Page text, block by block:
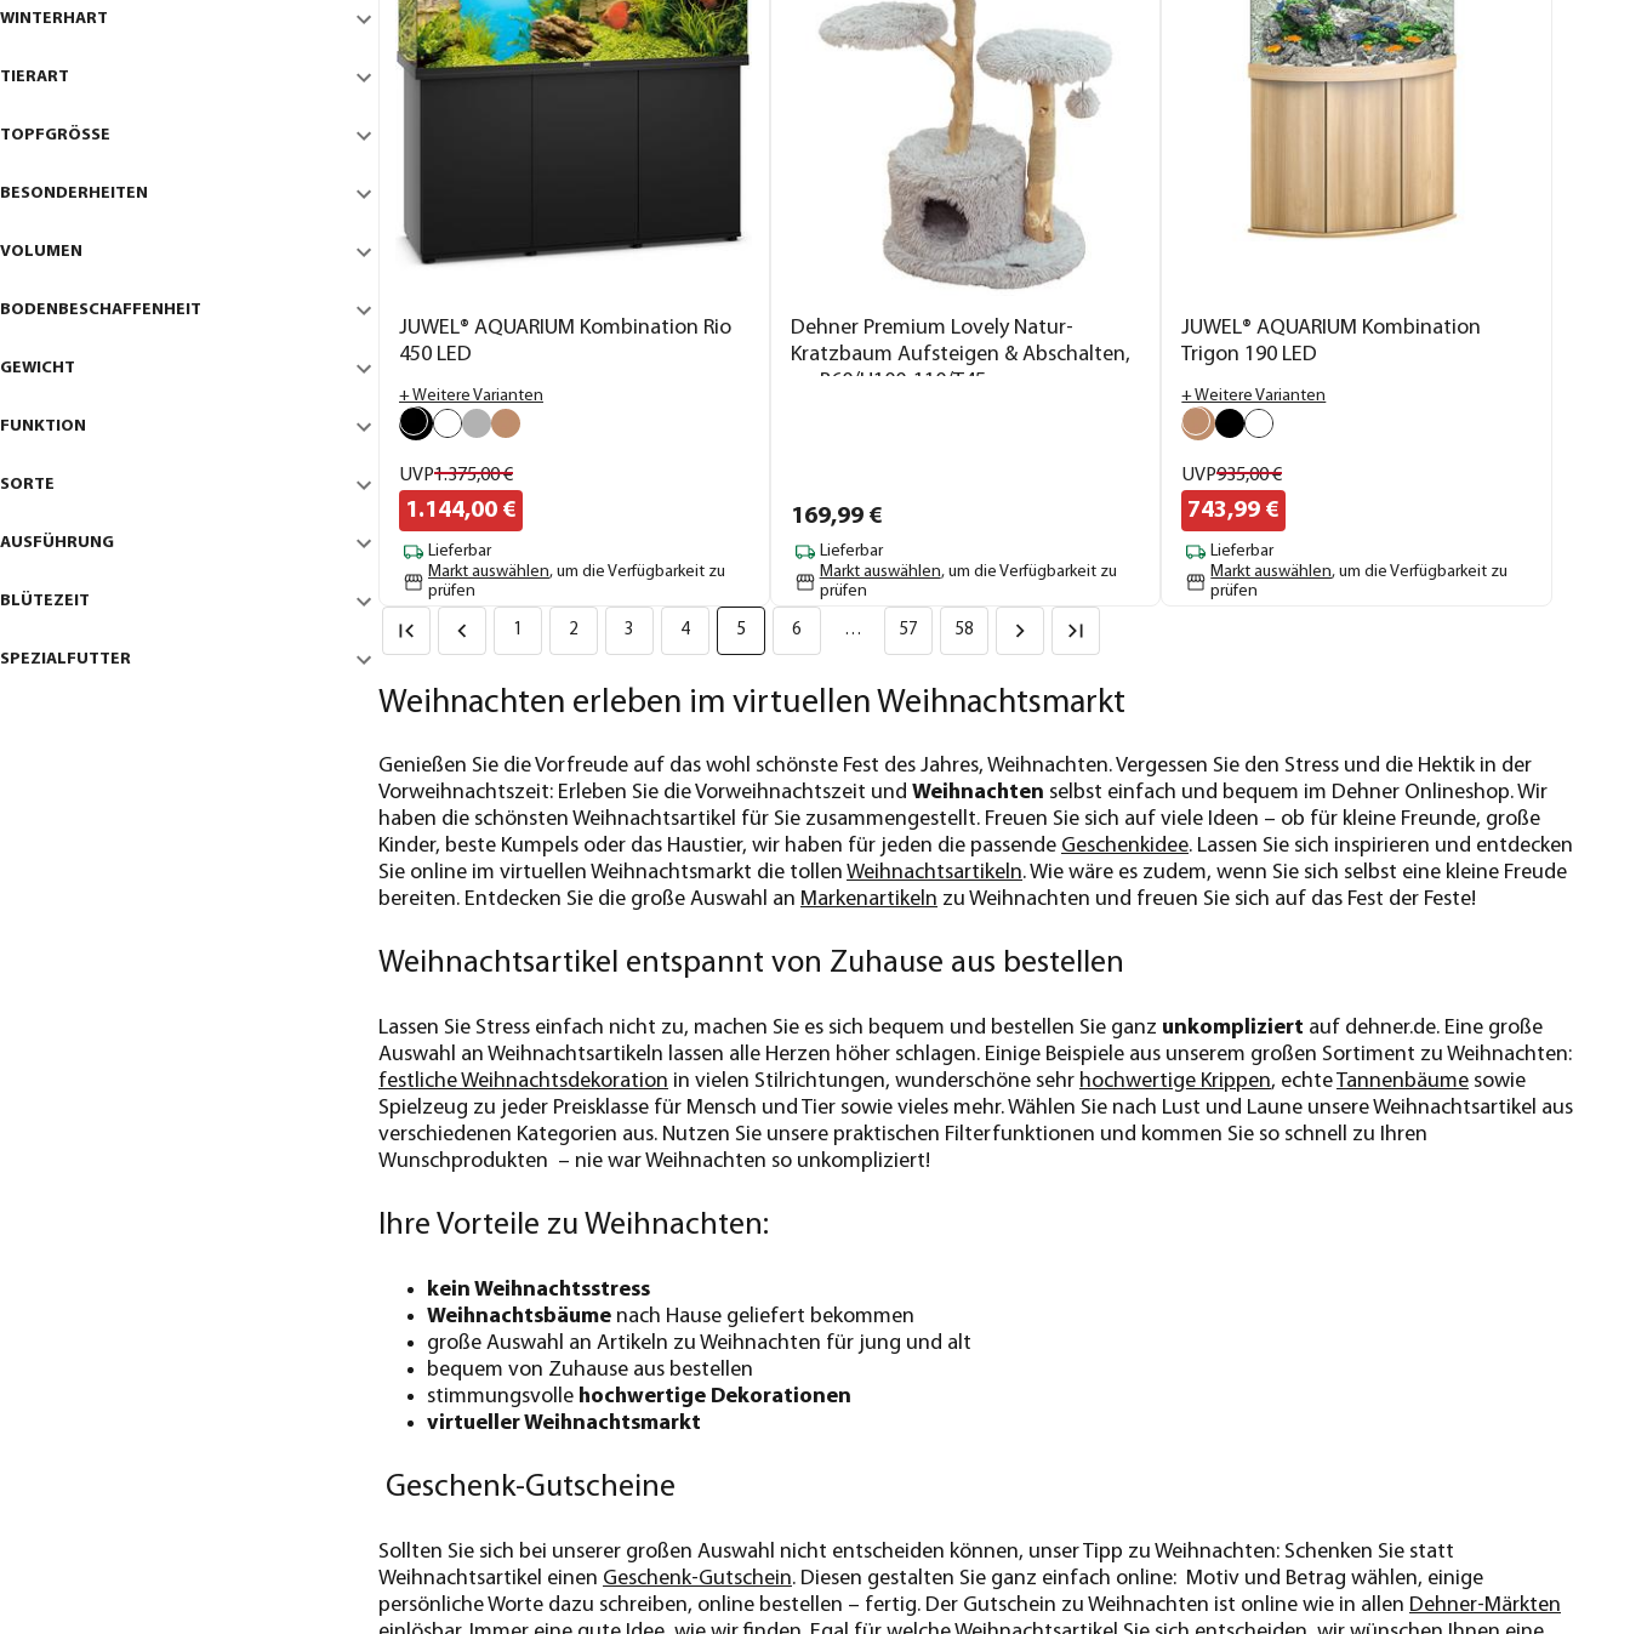
WINTERHART
TIERART
TOPFGRÖSSE
BESONDERHEITEN
VOLUMEN
BODENBESCHAFFENHEIT
GEWICHT
FUNKTION
SORTE
AUSFÜHRUNG
BLÜTEZEIT
SPEZIALFUTTER
JUWEL® AQUARIUM Kombination Rio
450 LED
+ Weitere Varianten
UVP1.375,00€
1.144,00 €
Lieferbar
Markt auswählen, um die Verfügbarkeit zu
prüfen
Dehner Premium Lovely Natur-
Kratzbaum Aufsteigen & Abschalten,
ca. B60/H100-110/T45 cm
169,99€
Lieferbar
Markt auswählen, um die Verfügbarkeit zu
prüfen
JUWEL® AQUARIUM Kombination
Trigon 190 LED
+ Weitere Varianten
UVP935,00€
743,99 €
Lieferbar
Markt auswählen, um die Verfügbarkeit zu
prüfen
1 2 3 4 5 6 … 57 58
Weihnachten erleben im virtuellen Weihnachtsmarkt
Genießen Sie die Vorfreude auf das wohl schönste Fest des Jahres, Weihnachten. Vergessen Sie den Stress und die Hektik in der
Vorweihnachtszeit: Erleben Sie die Vorweihnachtszeit und Weihnachten selbst einfach und bequem im Dehner Onlineshop. Wir
haben die schönsten Weihnachtsartikel für Sie zusammengestellt. Freuen Sie sich auf viele Ideen – ob für kleine Freunde, große
Kinder, beste Kumpels oder das Haustier, wir haben für jeden die passende Geschenkidee. Lassen Sie sich inspirieren und entdecken
Sie online im virtuellen Weihnachtsmarkt die tollen Weihnachtsartikeln. Wie wäre es zudem, wenn Sie sich selbst eine kleine Freude
bereiten. Entdecken Sie die große Auswahl an Markenartikeln zu Weihnachten und freuen Sie sich auf das Fest der Feste!
Weihnachtsartikel entspannt von Zuhause aus bestellen
Lassen Sie Stress einfach nicht zu, machen Sie es sich bequem und bestellen Sie ganz unkompliziert auf dehner.de. Eine große
Auswahl an Weihnachtsartikeln lassen alle Herzen höher schlagen. Einige Beispiele aus unserem großen Sortiment zu Weihnachten:
festliche Weihnachtsdekoration in vielen Stilrichtungen, wunderschöne sehr hochwertige Krippen, echteTannenbäume sowie
Spielzeug zu jeder Preisklasse für Mensch und Tier sowie vieles mehr. Wählen Sie nach Lust und Laune unsere Weihnachtsartikel aus
verschiedenen Kategorien aus. Nutzen Sie unsere praktischen Filterfunktionen und kommen Sie so schnell zu Ihren
Wunschprodukten ­ – nie war Weihnachten so unkompliziert!
Ihre Vorteile zu Weihnachten:
kein Weihnachtsstress
Weihnachtsbäume nach Hause geliefert bekommen
große Auswahl an Artikeln zu Weihnachten für jung und alt
bequem von Zuhause aus bestellen
stimmungsvolle hochwertige Dekorationen
virtueller Weihnachtsmarkt
Geschenk-Gutscheine
Sollten Sie sich bei unserer großen Auswahl nicht entscheiden können, unser Tipp zu Weihnachten: Schenken Sie statt
Weihnachtsartikel einen Geschenk-Gutschein. Diesen gestalten Sie ganz einfach online: Motiv und Betrag wählen, einige
persönliche Worte dazu schreiben, online bestellen – fertig. Der Gutschein zu Weihnachten ist online wie in allen Dehner-Märkten